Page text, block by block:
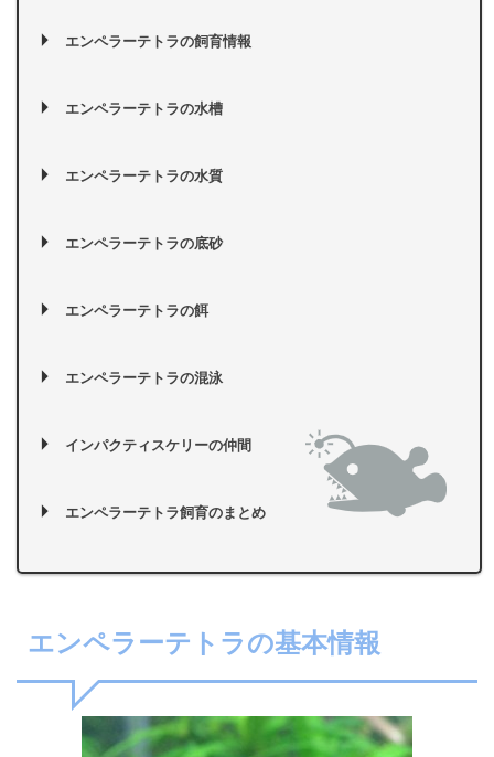
エンペラーテトラの飼育情報
エンペラーテトラの水槽
エンペラーテトラの水質
エンペラーテトラの底砂
エンペラーテトラの餌
エンペラーテトラの混泳
インパクティスケリーの仲間
エンペラーテトラ飼育のまとめ
エンペラーテトラの基本情報